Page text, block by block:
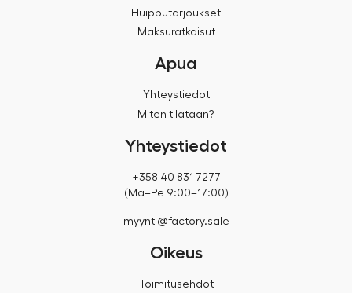
Huipputarjoukset
Maksuratkaisut
Apua
Yhteystiedot
Miten tilataan?
Yhteystiedot
+358 40 831 7277
(Ma–Pe 9:00–17:00)
myynti@factory.sale
Oikeus
Toimitusehdot